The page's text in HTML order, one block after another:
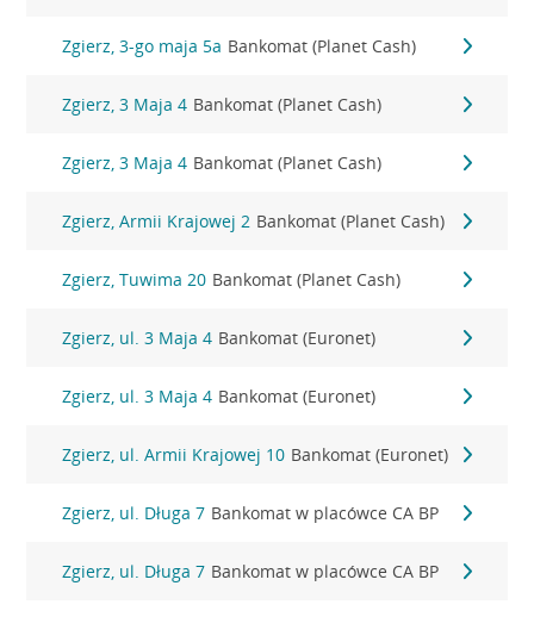
Zgierz, 3-go maja 5a Bankomat (Planet Cash)
Zgierz, 3 Maja 4 Bankomat (Planet Cash)
Zgierz, 3 Maja 4 Bankomat (Planet Cash)
Zgierz, Armii Krajowej 2 Bankomat (Planet Cash)
Zgierz, Tuwima 20 Bankomat (Planet Cash)
Zgierz, ul. 3 Maja 4 Bankomat (Euronet)
Zgierz, ul. 3 Maja 4 Bankomat (Euronet)
Zgierz, ul. Armii Krajowej 10 Bankomat (Euronet)
Zgierz, ul. Długa 7 Bankomat w placówce CA BP
Zgierz, ul. Długa 7 Bankomat w placówce CA BP